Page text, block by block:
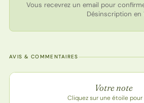
Vous recevrez un email pour
Désinscription en
AVIS & COMMENTAIRES
Note de la recette
Votre note
Cliquez sur une étoile pour